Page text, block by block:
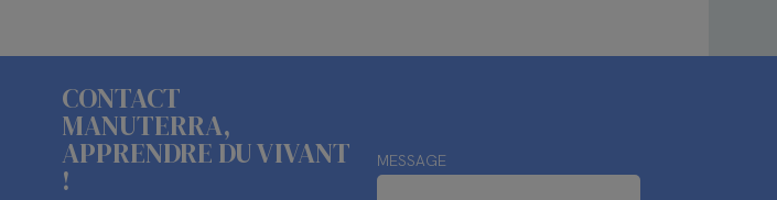
CONTACT
MANUTERRA,
APPRENDRE DU VIVANT
!
MESSAGE